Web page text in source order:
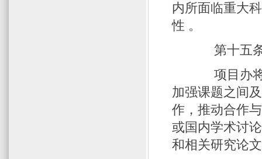
内所面临重大
性 。
第十五条
项目办将
加强课题之间
作，推动合作
或国内学术讨
和相关研究论